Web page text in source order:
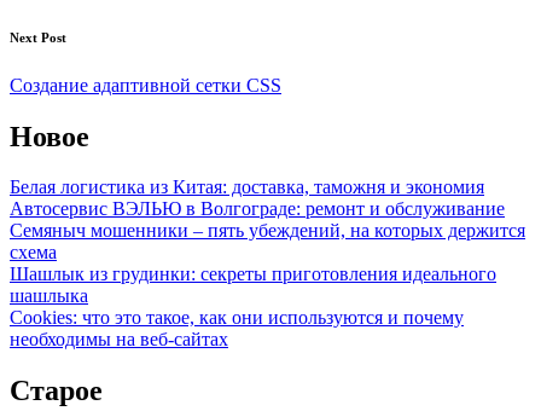
Next Post
Создание адаптивной сетки CSS
Новое
Белая логистика из Китая: доставка, таможня и экономия
Автосервис ВЭЛЬЮ в Волгограде: ремонт и обслуживание
Семяныч мошенники – пять убеждений, на которых держится
схема
Шашлык из грудинки: секреты приготовления идеального
шашлыка
Cookies: что это такое, как они используются и почему
необходимы на веб-сайтах
Старое